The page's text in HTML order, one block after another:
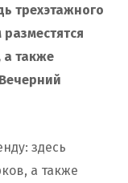
трехэтажного
также
здесь
а также